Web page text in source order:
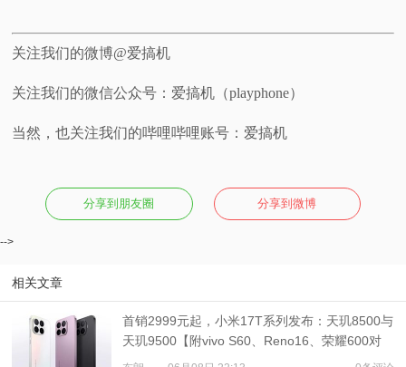
关注我们的微博@爱搞机
关注我们的微信公众号：爱搞机（playphone）
当然，也关注我们的哔哩哔哩账号：爱搞机
分享到朋友圈 分享到微博
-->
相关文章
首销2999元起，小米17T系列发布：天玑8500与
天玑9500【附vivo S60、Reno16、荣耀600对
比】